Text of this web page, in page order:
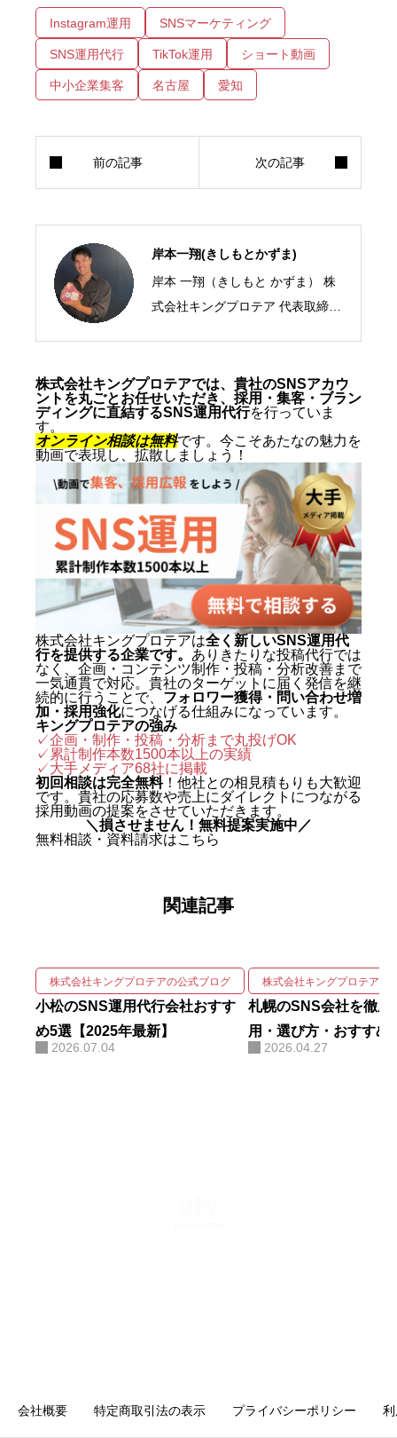
Instagram運用 SNSマーケティング
SNS運用代行 TikTok運用 ショート動画
中小企業集客 名古屋 愛知
岸本一翔(きしもとかずま)
岸本 一翔（きしもと かずま） 株
式会社キングプロテア 代表取締役
市生まれ。10代からSNSマーケテ
ィングの最前線に立ち、ショート
動画を軸にした集客・ブランディ
ングを専門とする。SNS運用代行
およびショート動画制作では累計
1,500本以上を手がけ、再生され
る動画の型と、フォロワーを「指
名・来店・売上」へ変える設計に
定評がある。 キャリアの原点は、
札幌でも有数のAI先進企業・株式
会社エグゼクティブマーケティン
グジャパン。執行役員を2年間務
め、AIO対策（AI検索最適化）を
はじめとする最先端のAIマーケテ
ィングを実戦の現場で体得した。
2024年に株式会社キングプロテア
を創業。 実績は数字で裏づけられ
ている。SNS運用代行事業では、
自社アカウントを「札幌 SNS運用
gleニュースをはじめ大手メディア
画・撮影・編集・運用をワンスト
ップで回しながら、そこにAIを掛
け合わせて成果を伸ばす実装力に
ある。AIコンサルティング・AI研
株式会社キングプロテアでは、貴社のSNSアカウ
ントを丸ごとお任せいただき、採用・集客・ブラン
ディングに直結するSNS運用代行を行っていま
す。
オンライン相談は無料です。今こそあたなの魅力を
動画で表現し、拡散しましょう！
株式会社キングプロテアは全く新しいSNS運用代
行を提供する企業です。 ありきたりな投稿代行では
なく、企画・コンテンツ制作・投稿・分析改善まで
一気通貫で対応。貴社のターゲットに届く発信を継
続的に行うことで、 フォロワー獲得・問い合わせ増
加・採用強化につなげる仕組みになっています。
キングプロテアの強み
✓企画・制作・投稿・分析まで丸投げOK
✓累計制作本数1500本以上の実績
✓大手メディア68社に掲載
初回相談は完全無料！他社との相見積もりも大歓迎
です。貴社の応募数や売上にダイレクトにつながる
採用動画の提案をさせていただきます。
＼損させません！無料提案実施中／
無料相談・資料請求はこちら
関連記事
株式会社キングプロテアの公式ブログ
小松のSNS運用代行会社おすす
め5選【2025年最新】
2026.07.04
株式会社キングプロテアの
札幌のSNS会社を徹底
用・選び方・おすすめ
2026.04.27
会社概要 特定商取引法の表示 プライバシーポリシー